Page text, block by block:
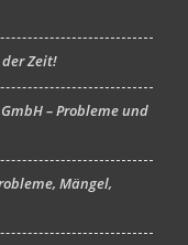
Zeit!
– Probleme und
Mängel,